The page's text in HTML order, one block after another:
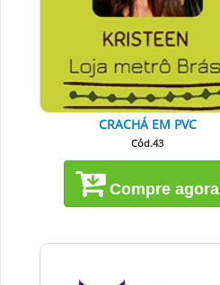
CRACHÁ EM PVC
Cód.43
Compre agora